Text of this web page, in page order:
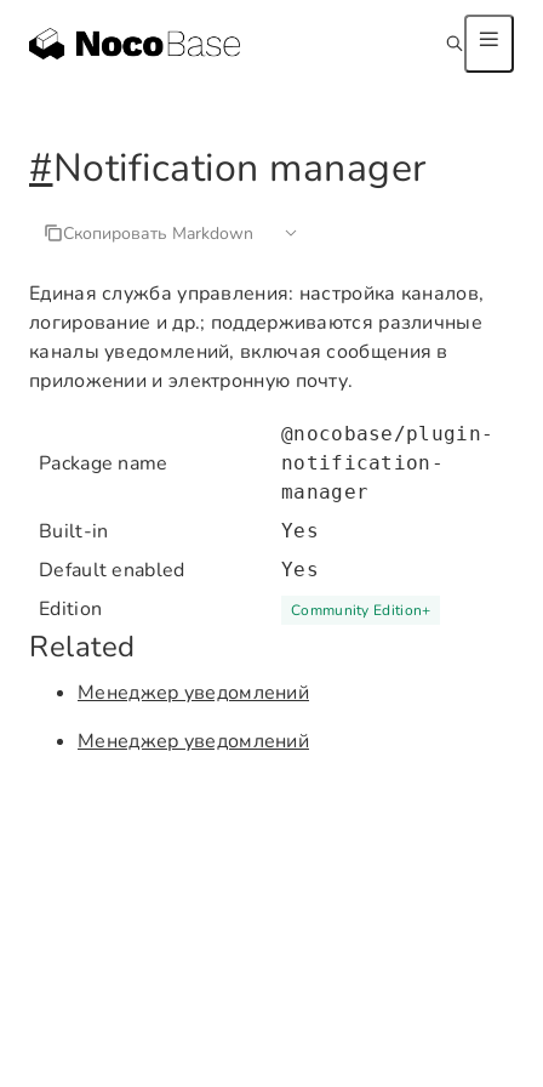
#Notification manager
Скопировать Markdown
Единая служба управления: настройка каналов,
логирование и др.; поддерживаются различные
каналы уведомлений, включая сообщения в
приложении и электронную почту.
Package name
@nocobase/plugin-
notification-
manager
Built-in Yes
Default enabled Yes
Edition Community Edition+
Related
Менеджер уведомлений
Менеджер уведомлений